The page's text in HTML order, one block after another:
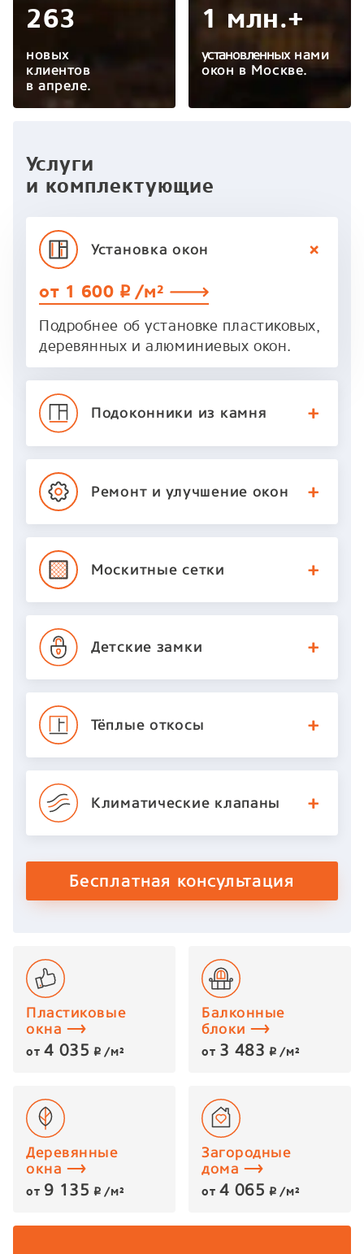
1 млн.+
установленныхнами
окон в Москве.
263
новых
клиентов
в апреле.
Услуги
и комплектующие
Установкаокон
от 1 600 p /м²
Подробнее об установке пластиковых,
деревянных и алюминиевых окон.
Подоконники из камня
Ремонт и улучшение окон
Москитныесетки
Детские замки
Тёплые откосы
Климатические клапаны
Бесплатная консультация
Пластиковые
окна
от 4 035 p /м²
Балконные
блоки
от 3 483 p /м²
Деревянные
окна
от 9 135 p /м²
Загородные
дома
от 4 065 p /м²